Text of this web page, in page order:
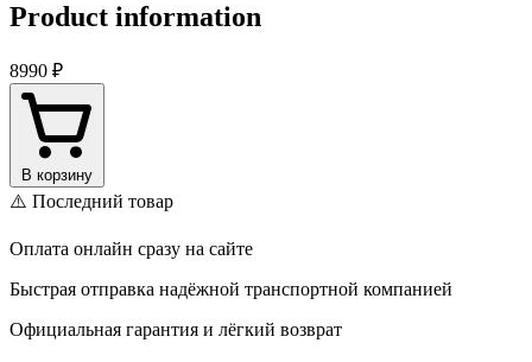
Product information
8990 ₽
В корзину
⚠️ Последний товар
Оплата онлайн сразу на сайте
Быстрая отправка надёжной транспортной компанией
Официальная гарантия и лёгкий возврат